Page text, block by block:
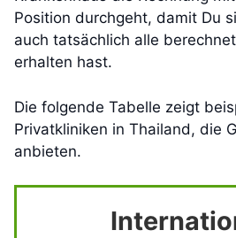
Position durchgeht, damit Du
auch tatsächlich alle
erhalten hast.
Die folgende Tabelle zeigt
Privatkliniken in Thailand, die
anbieten.